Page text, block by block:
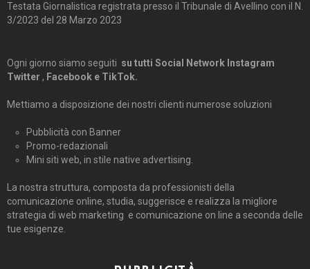
Testata Giornalistica registrata presso il Tribunale di Avellino con il N.
3/2023 del 28 Marzo 2023
Ogni giorno siamo seguiti su tutti Social Network Instagram
Twitter , Facebook e TikTok.
Mettiamo a disposizione dei nostri clienti numerose soluzioni
Pubblicità con Banner
Promo-redazionali
Mini siti web, in stile native advertising.
La nostra struttura, composta da professionisti della
comunicazione online, studia, suggerisce e realizza la migliore
strategia di web marketing e comunicazione on line a seconda delle
tue esigenze.